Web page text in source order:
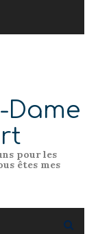
Dame
pour les
êtes mes